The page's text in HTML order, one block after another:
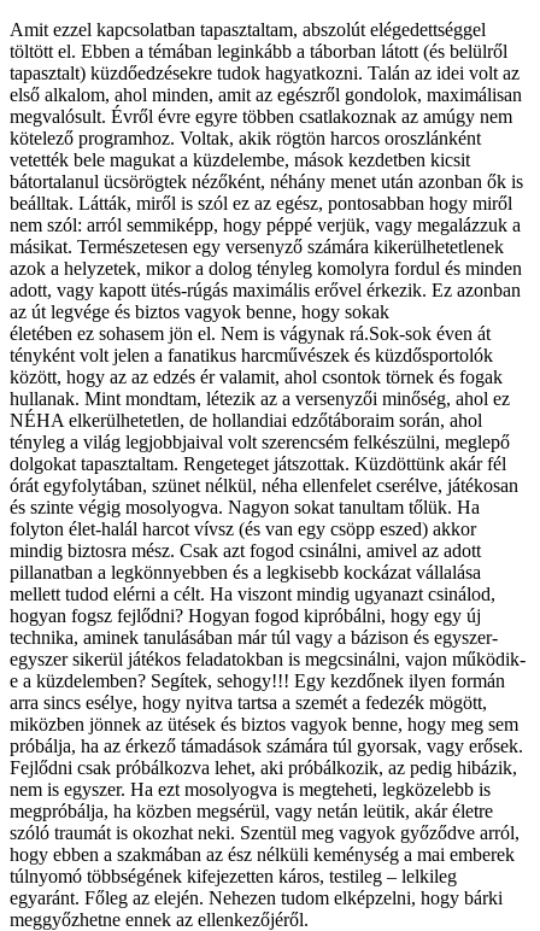
Amit ezzel kapcsolatban tapasztaltam, abszolút elégedettséggel
töltött el. Ebben a témában leginkább a táborban látott (és belülről
tapasztalt) küzdőedzésekre tudok hagyatkozni. Talán az idei volt az
első alkalom, ahol minden, amit az egészről gondolok, maximálisan
megvalósult. Évről évre egyre többen csatlakoznak az amúgy nem
kötelező programhoz. Voltak, akik rögtön harcos oroszlánként
vetették bele magukat a küzdelembe, mások kezdetben kicsit
bátortalanul ücsörögtek nézőként, néhány menet után azonban ők is
beálltak. Látták, miről is szól ez az egész, pontosabban hogy miről
nem szól: arról semmiképp, hogy péppé verjük, vagy megalázzuk a
másikat. Természetesen egy versenyző számára kikerülhetetlenek
azok a helyzetek, mikor a dolog tényleg komolyra fordul és minden
adott, vagy kapott ütés-rúgás maximális erővel érkezik. Ez azonban
az út legvége és biztos vagyok benne, hogy sokak
életében ez sohasem jön el. Nem is vágynak rá.Sok-sok éven át
tényként volt jelen a fanatikus harcművészek és küzdősportolók
között, hogy az az edzés ér valamit, ahol csontok törnek és fogak
hullanak. Mint mondtam, létezik az a versenyzői minőség, ahol ez
NÉHA elkerülhetetlen, de hollandiai edzőtáboraim során, ahol
tényleg a világ legjobbjaival volt szerencsém felkészülni, meglepő
dolgokat tapasztaltam. Rengeteget játszottak. Küzdöttünk akár fél
órát egyfolytában, szünet nélkül, néha ellenfelet cserélve, játékosan
és szinte végig mosolyogva. Nagyon sokat tanultam tőlük. Ha
folyton élet-halál harcot vívsz (és van egy csöpp eszed) akkor
mindig biztosra mész. Csak azt fogod csinálni, amivel az adott
pillanatban a legkönnyebben és a legkisebb kockázat vállalása
mellett tudod elérni a célt. Ha viszont mindig ugyanazt csinálod,
hogyan fogsz fejlődni? Hogyan fogod kipróbálni, hogy egy új
technika, aminek tanulásában már túl vagy a bázison és egyszer-
egyszer sikerül játékos feladatokban is megcsinálni, vajon működik-
e a küzdelemben? Segítek, sehogy!!! Egy kezdőnek ilyen formán
arra sincs esélye, hogy nyitva tartsa a szemét a fedezék mögött,
miközben jönnek az ütések és biztos vagyok benne, hogy meg sem
próbálja, ha az érkező támadások számára túl gyorsak, vagy erősek.
Fejlődni csak próbálkozva lehet, aki próbálkozik, az pedig hibázik,
nem is egyszer. Ha ezt mosolyogva is megteheti, legközelebb is
megpróbálja, ha közben megsérül, vagy netán leütik, akár életre
szóló traumát is okozhat neki. Szentül meg vagyok győződve arról,
hogy ebben a szakmában az ész nélküli keménység a mai emberek
túlnyomó többségének kifejezetten káros, testileg – lelkileg
egyaránt. Főleg az elején. Nehezen tudom elképzelni, hogy bárki
meggyőzhetne ennek az ellenkezőjéről.